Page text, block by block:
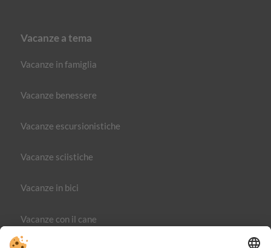
Vacanze a tema
Vacanze in famiglia
Vacanze benessere
Vacanze escursionistiche
Vacanze sciistiche
Vacanze in bici
Vacanze con il cane